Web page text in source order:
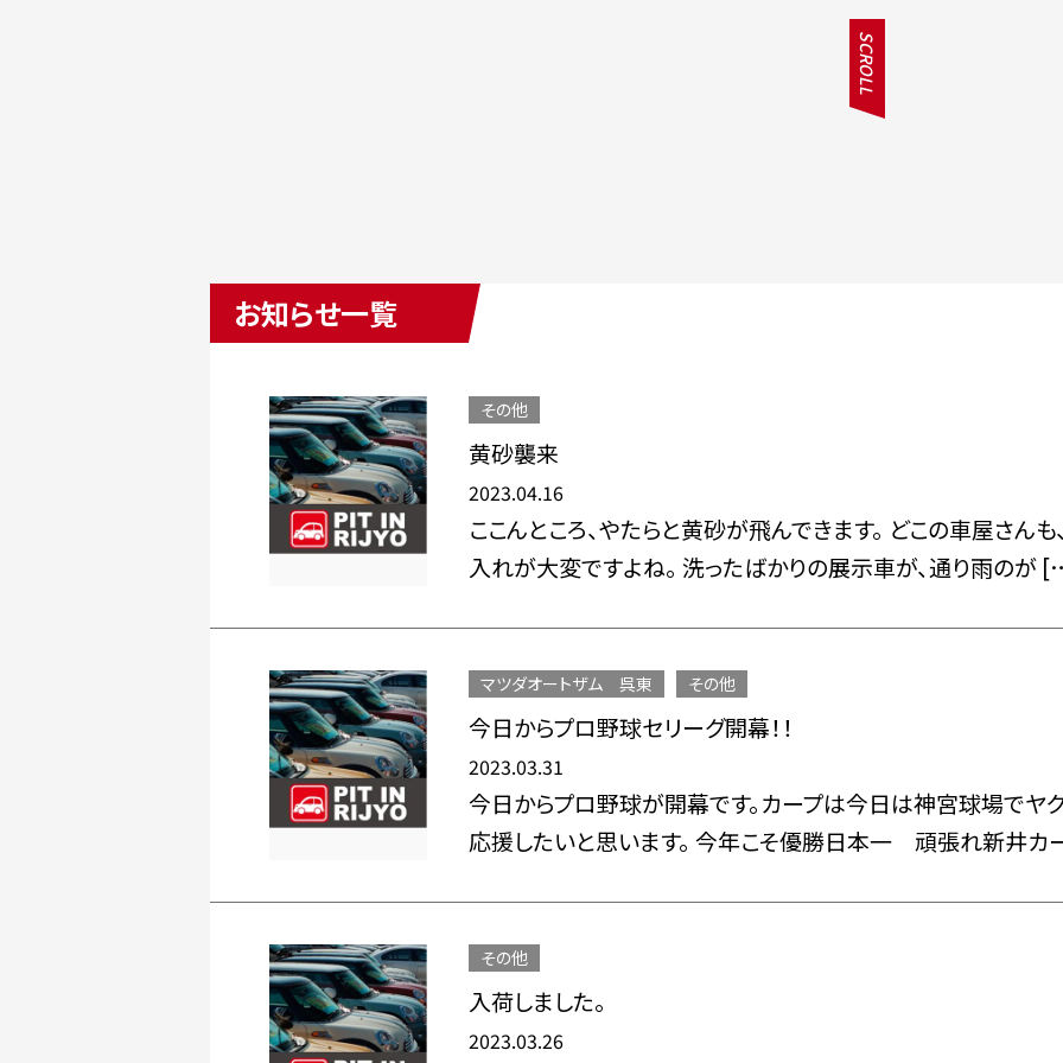
SCROLL
お知らせ一覧
その他
黄砂襲来
2023.04.16
ここんところ、やたらと黄砂が飛んできます。 どこの車屋さん
入れが大変ですよね。 洗ったばかりの展示車が、通り雨のが
マツダオートザム 呉東 その他
今日からプロ野球セリーグ開幕！！
2023.03.31
今日からプロ野球が開幕です。カープは今日は神宮球場でヤ
応援したいと思います。 今年こそ優勝日本一 頑張れ新井
その他
入荷しました。
2023.03.26